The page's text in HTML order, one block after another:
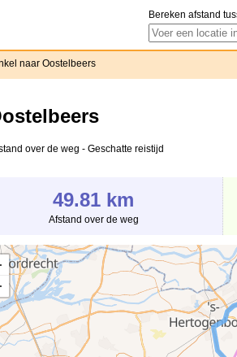
Bereken afstand
naar Oostelbeers
over de weg - Geschatte reistijd
49.81 km
Afstand over de weg